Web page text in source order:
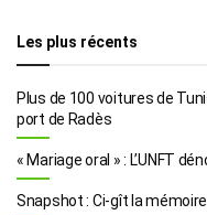
Les plus récents
Plus de 100 voitures de
port de Radès
« Mariage oral » : L’UNFT
Snapshot : Ci-gît la